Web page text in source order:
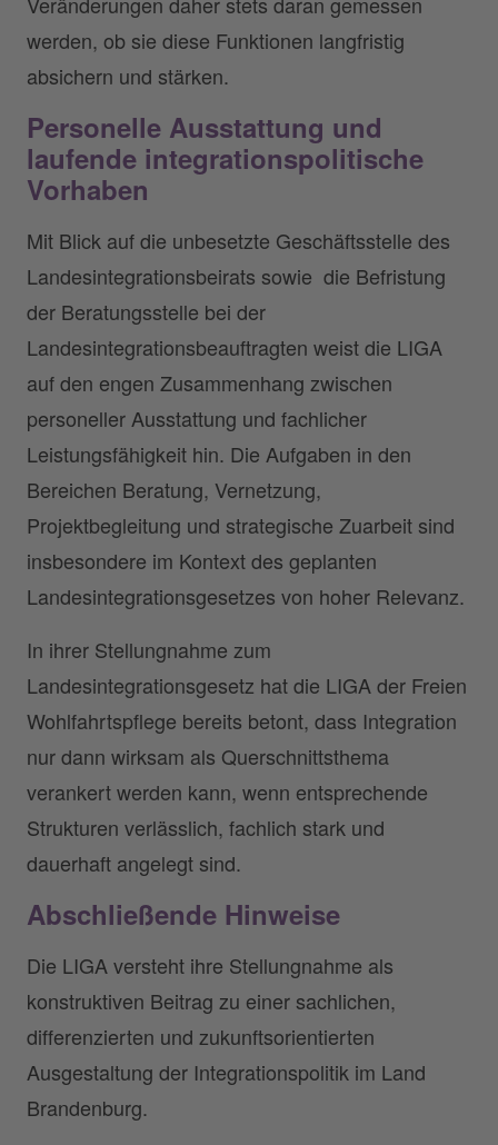
werden, ob sie diese Funktionen langfristig
absichern und stärken.
Personelle Ausstattung und
laufende integrationspolitische
Vorhaben
Mit Blick auf die unbesetzte Geschäftsstelle des
Landesintegrationsbeirats sowie die Befristung
der Beratungsstelle bei der
Landesintegrationsbeauftragten weist die LIGA
auf den engen Zusammenhang zwischen
personeller Ausstattung und fachlicher
Leistungsfähigkeit hin. Die Aufgaben in den
Bereichen Beratung, Vernetzung,
Projektbegleitung und strategische Zuarbeit sind
insbesondere im Kontext des geplanten
Landesintegrationsgesetzes von hoher Relevanz.
In ihrer Stellungnahme zum
Landesintegrationsgesetz hat die LIGA der Freien
Wohlfahrtspflege bereits betont, dass Integration
nur dann wirksam als Querschnittsthema
verankert werden kann, wenn entsprechende
Strukturen verlässlich, fachlich stark und
dauerhaft angelegt sind.
Abschließende Hinweise
Die LIGA versteht ihre Stellungnahme als
konstruktiven Beitrag zu einer sachlichen,
differenzierten und zukunftsorientierten
Ausgestaltung der Integrationspolitik im Land
Brandenburg.